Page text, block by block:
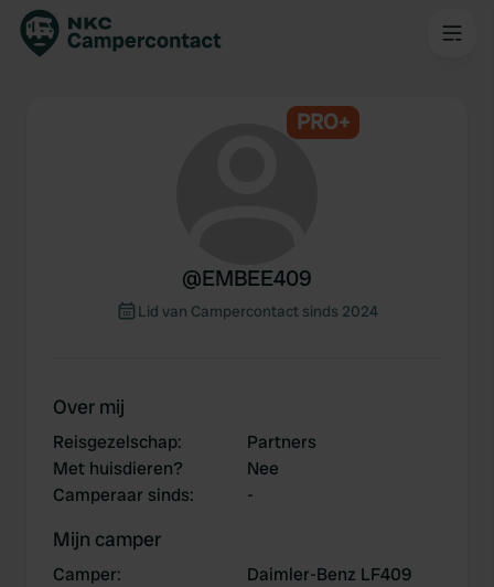
PRO+
@EMBEE409
Lid van Campercontact sinds 2024
Over mij
Reisgezelschap:
Partners
Met huisdieren?
Nee
Camperaar sinds: -
Mijn camper
Camper:
Daimler-Benz LF409